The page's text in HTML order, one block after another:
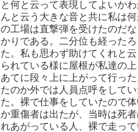
と何と云って表現してよいか
んと云う大きな音と共に私は
の工場は直撃弾を受けたのだ
かりである。二分位も経った
た。私も思わず助けてくれと
られている様に屋根が私達の
あてに段々上に上がって行っ
たのか外では人員点呼をして
た。裸で仕事をしていたので
か重傷者は出たが、当時は死
れあがっている人、裸で走っ